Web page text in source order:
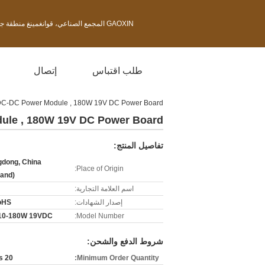
GAOXIN المجمع الصناعي، قوانغمينغ منطقة جديدة، مدينة شنتشن بمقاطعة قوانغدونغ، والصين
إتصال طلب اقتباس
DC Power Module , 180W 19V DC Power Board
, 180W 19V DC Power Board
تفاصيل المنتج:
Place of Origin:
China
اسم العلامة التجارية:
إصدار الشهادات:
Model Number:
180W 19VDC
شروط الدفع والشحن:
Minimum Order Quantity:
20 Pieces